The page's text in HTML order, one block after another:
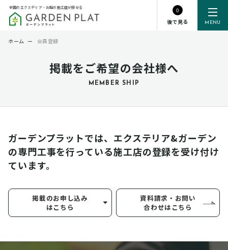
MENU
全国のエクステリア・お庭の施工店が探せる
0
後で見る
掲載をご希望の会社様へ
MEMBER SHIP
ホーム ー 会員登録
ガーデンプラットでは、エクステリア&ガーデン
の専門工事を行っている施工店の登録を受け付け
ています。
掲載のお申し込み
はこちら
資料請求・お問い
合わせはこちら